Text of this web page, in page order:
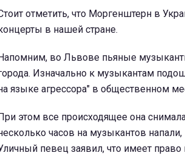
отметить, что Моргенштерн в
в нашей стране.
во Львове пьяные
Изначально к музыкантам
языке агрессора" в общественном
этом все происходящее она
часов на музыкантов
певец заявил, что имеет право